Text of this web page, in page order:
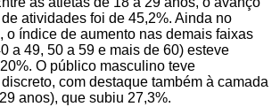
atividades foi de 45,2%. Ainda no
o índice de aumento nas demais faixas
a 49, 50 a 59 e mais de 60) esteve
O público masculino teve
com destaque também à camada
anos), que subiu 27,3%.